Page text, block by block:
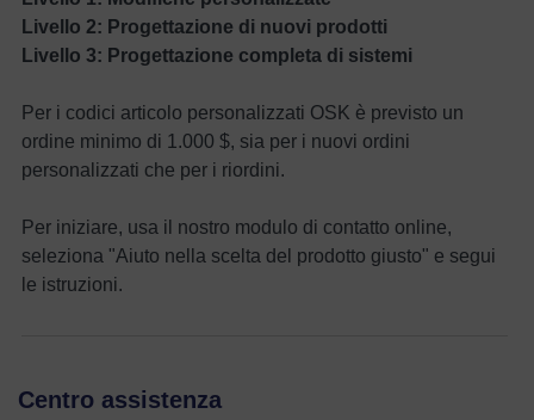
Livello 2: Progettazione di nuovi prodotti
Livello 3: Progettazione completa di sistemi
Per i codici articolo personalizzati OSK è previsto un
ordine minimo di 1.000 $, sia per i nuovi ordini
personalizzati che per i riordini.
Per iniziare, usa il nostro modulo di contatto online,
seleziona "Aiuto nella scelta del prodotto giusto" e segui
le istruzioni.
Centro assistenza